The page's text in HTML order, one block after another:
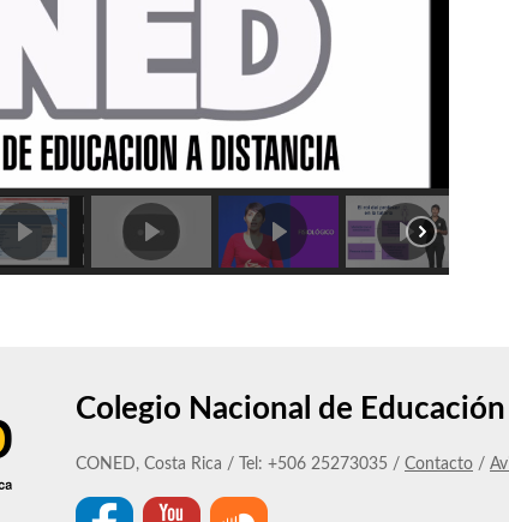
Colegio Nacional de
CONED, Costa Rica / Tel: +506 25273035 / Contacto /